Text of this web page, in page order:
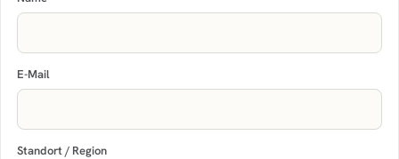
E-Mail
Standort / Region